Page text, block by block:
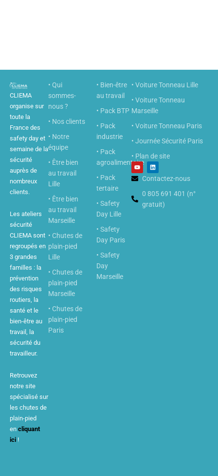
CLIEMA
organise sur
toute la
France des
safety day et
semaine de la
sécurité
auprès de
nombreux
clients.
Les ateliers
sécurité
CLIEMA sont
regroupés en
3 grandes
familles : la
prévention
des risques
routiers, la
santé et le
bien-être au
travail, la
sécurité du
travailleur.
Retrouvez
notre site
spécialisé sur
les chutes de
plain-pied
en cliquant
ici !
• Qui
sommes-
nous ?
• Nos clients
• Notre
équipe
• Être bien
au travail
Lille
• Être bien
au travail
Marseille
• Chutes de
plain-pied
Lille
• Chutes de
plain-pied
Marseille
• Chutes de
plain-pied
Paris
• Bien-être
au travail
• Pack BTP
• Pack
industrie
• Pack
agroalimentaire
• Pack
tertaire
• Safety
Day Lille
• Safety
Day Paris
• Safety
Day
Marseille
• Voiture Tonneau Lille
• Voiture Tonneau
Marseille
• Voiture Tonneau Paris
• Journée Sécurité Paris
• Plan de site
Y
o
u
t
e
L
i
n
k
d
n
Contactez-nous
0 805 691 401 (n°
gratuit)